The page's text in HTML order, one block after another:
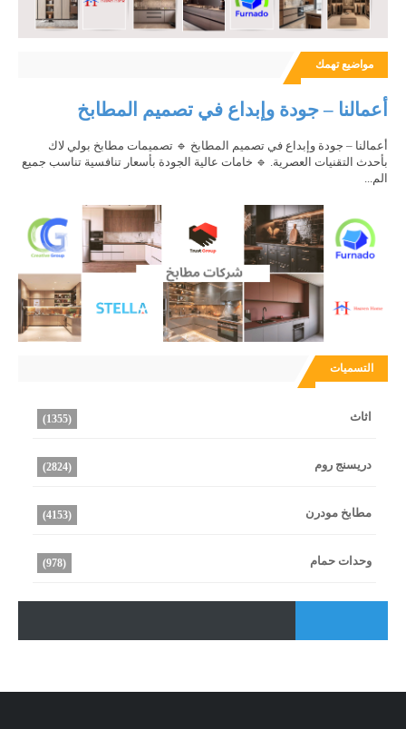
مواضيع تهمك
أعمالنا – جودة وإبداع في تصميم المطابخ
أعمالنا – جودة وإبداع في تصميم المطابخ 🔹 تصميمات مطابخ بولي لاك
بأحدث التقنيات العصرية. 🔹 خامات عالية الجودة بأسعار تنافسية تناسب جميع
الم...
التسميات
اثاث (1355)
دريسنج روم (2824)
مطابخ مودرن (4153)
وحدات حمام (978)